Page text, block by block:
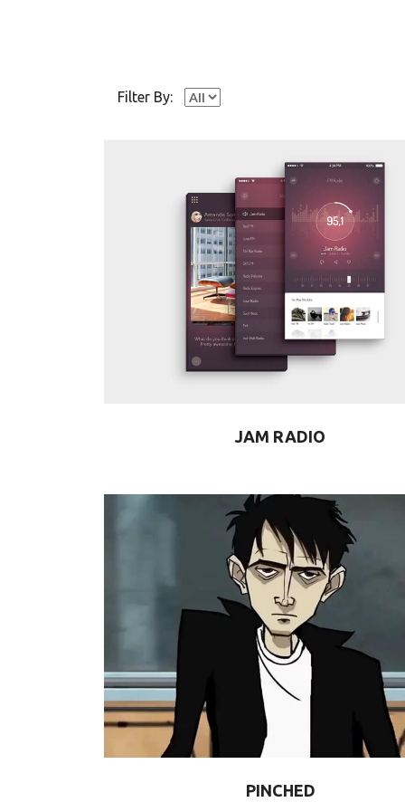
Filter By:
JAM RADIO
PINCHED